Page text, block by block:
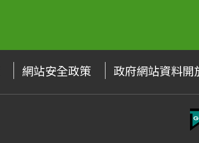
網站安全政策 政府網站資料開